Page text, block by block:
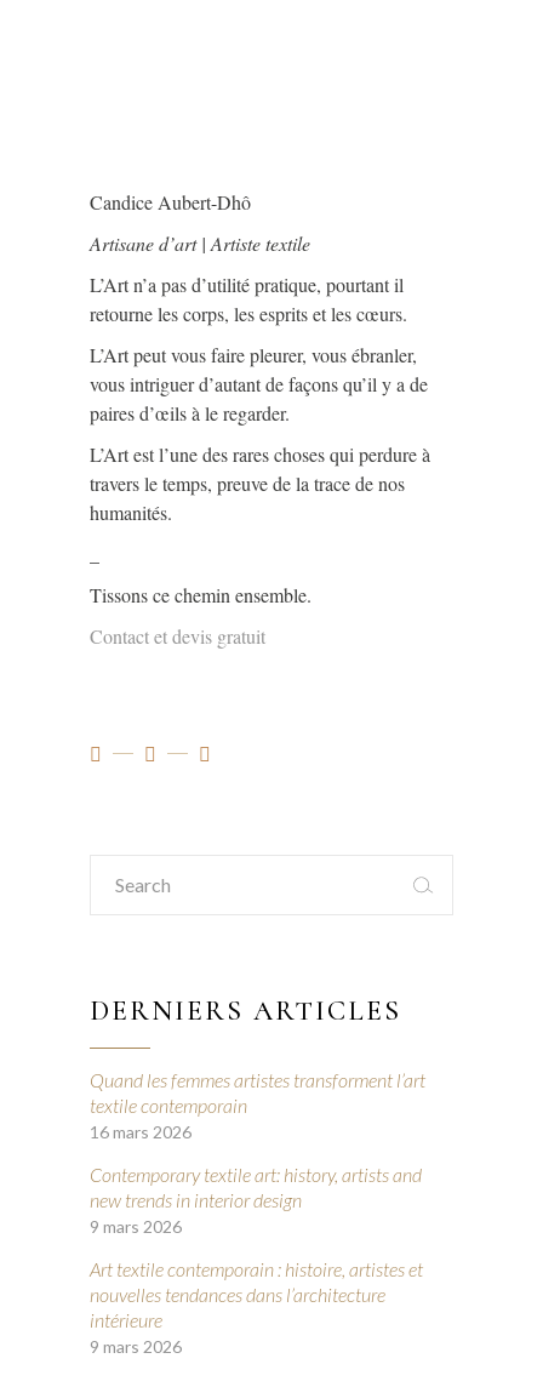
Candice Aubert-Dhô
Artisane d’art | Artiste textile
L’Art n’a pas d’utilité pratique, pourtant il
retourne les corps, les esprits et les cœurs.
L’Art peut vous faire pleurer, vous ébranler,
vous intriguer d’autant de façons qu’il y a de
paires d’œils à le regarder.
L’Art est l’une des rares choses qui perdure à
travers le temps, preuve de la trace de nos
humanités.
Tissons ce chemin ensemble.
Contact et devis gratuit
Search
for:
DERNIERS ARTICLES
Quand les femmes artistes transforment l’art
textile contemporain
16 mars 2026
Contemporary textile art: history, artists and
new trends in interior design
9 mars 2026
Art textile contemporain : histoire, artistes et
nouvelles tendances dans l’architecture
intérieure
9 mars 2026